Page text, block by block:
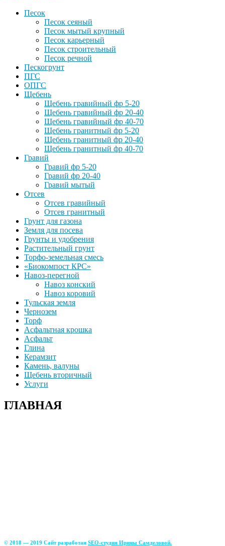
Песок
Песок сеяный
Песок мытый крупный
Песок карьерный
Песок строительный
Песок речной
Пескогрунт
ПГС
ОПГС
Щебень
Щебень гравийный фр 5-20
Щебень гравийный фр 20-40
Щебень гравийный фр 40-70
Щебень гранитный фр 5-20
Щебень гранитный фр 20-40
Щебень гранитный фр 40-70
Гравий
Гравий фр 5-20
Гравий фр 20-40
Гравий мытый
Отсев
Отсев гравийный
Отсев гранитный
Грунт для газона
Земля для посева
Грунты и удобрения
Растительный грунт
Торфо-земельная смесь
«Биокомпост КРС»
Навоз-перегной
Навоз конский
Навоз коровий
Тульская земля
Чернозем
Торф
Асфальтная крошка
Асфальт
Глина
Керамзит
Камень, валуны
Щебень вторичный
Услуги
ГЛАВНАЯ
© 2018 — 2019 Сайт разработан SEO-студия Ирины Самделовой.